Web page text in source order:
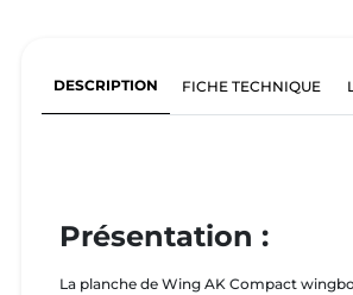
DESCRIPTION FICHE TECHNIQUE
Présentation :
La planche de Wing AK Compact